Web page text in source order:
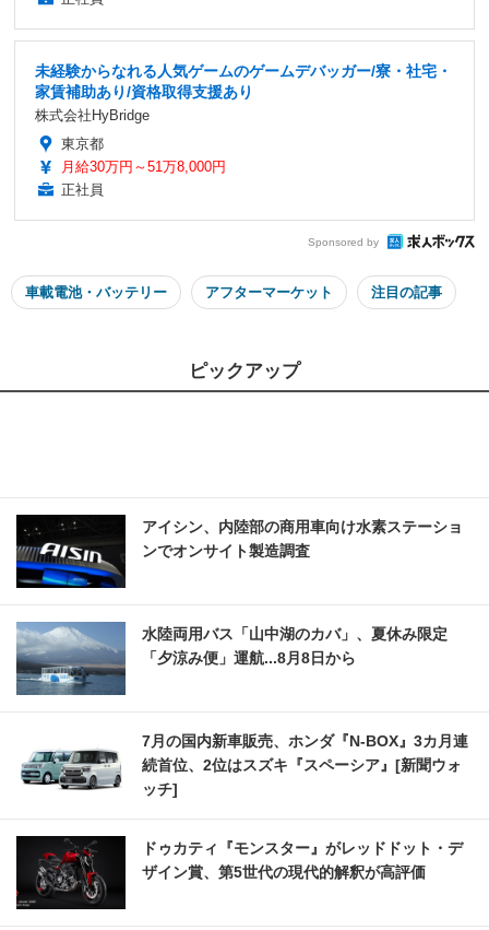
未経験からなれる人気ゲームのゲームデバッガー/寮・社宅・
家賃補助あり/資格取得支援あり
株式会社HyBridge
東京都
月給30万円～51万8,000円
正社員
Sponsored by
車載電池・バッテリー アフターマーケット 注目の記事
ピックアップ
アイシン、内陸部の商用車向け水素ステーショ
ンでオンサイト製造調査
水陸両用バス「山中湖のカバ」、夏休み限定
「夕涼み便」運航...8月8日から
7月の国内新車販売、ホンダ『N-BOX』3カ月連
続首位、2位はスズキ『スペーシア』[新聞ウォ
ッチ]
ドゥカティ『モンスター』がレッドドット・デ
ザイン賞、第5世代の現代的解釈が高評価